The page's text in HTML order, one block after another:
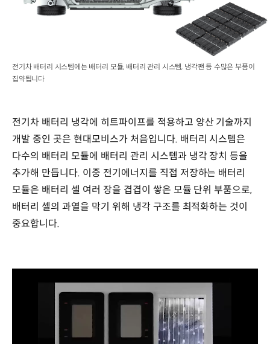
전기차 배터리 시스템에는 배터리 모듈, 배터리 관리 시스템, 냉각팬 등 수많은 부품이
집약됩니다
전기차 배터리 냉각에 히트파이프를 적용하고 양산 기술까지
개발 중인 곳은 현대모비스가 처음입니다. 배터리 시스템은
다수의 배터리 모듈에 배터리 관리 시스템과 냉각 장치 등을
추가해 만듭니다. 이중 전기에너지를 직접 저장하는 배터리
모듈은 배터리 셀 여러 장을 겹겹이 쌓은 모듈 단위 부품으로,
배터리 셀의 과열을 막기 위해 냉각 구조를 최적화하는 것이
중요합니다.